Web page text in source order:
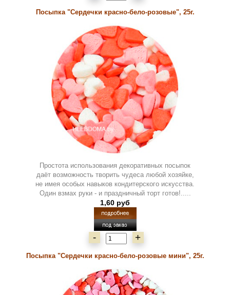
Посыпка "Сердечки красно-бело-розовые", 25г.
Простота использования декоративных посыпок
даёт возможность творить чудеса любой хозяйке,
не имея особых навыков кондитерского искусства.
Один взмах руки - и праздничный торт готов!.....
1,60 руб
- +
Посыпка "Сердечки красно-бело-розовые мини", 25г.